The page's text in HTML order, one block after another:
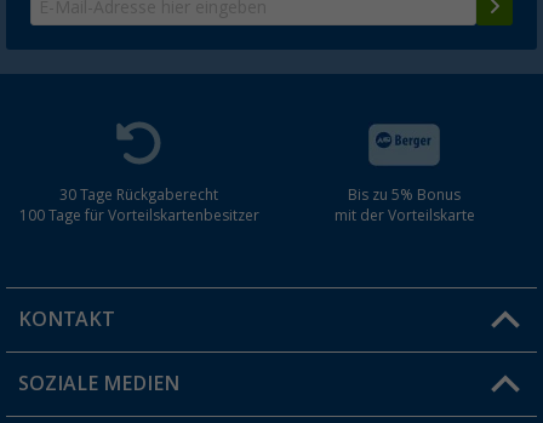
30 Tage Rückgaberecht
100 Tage für Vorteilskartenbesitzer
Bis zu 5% Bonus
mit der Vorteilskarte
KONTAKT
Du hast eine Frage?
SOZIALE MEDIEN